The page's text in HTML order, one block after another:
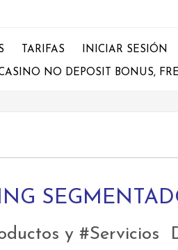
TARIFAS INICIAR SESIÓN
NO DEPOSIT BONUS,
y #Servicios